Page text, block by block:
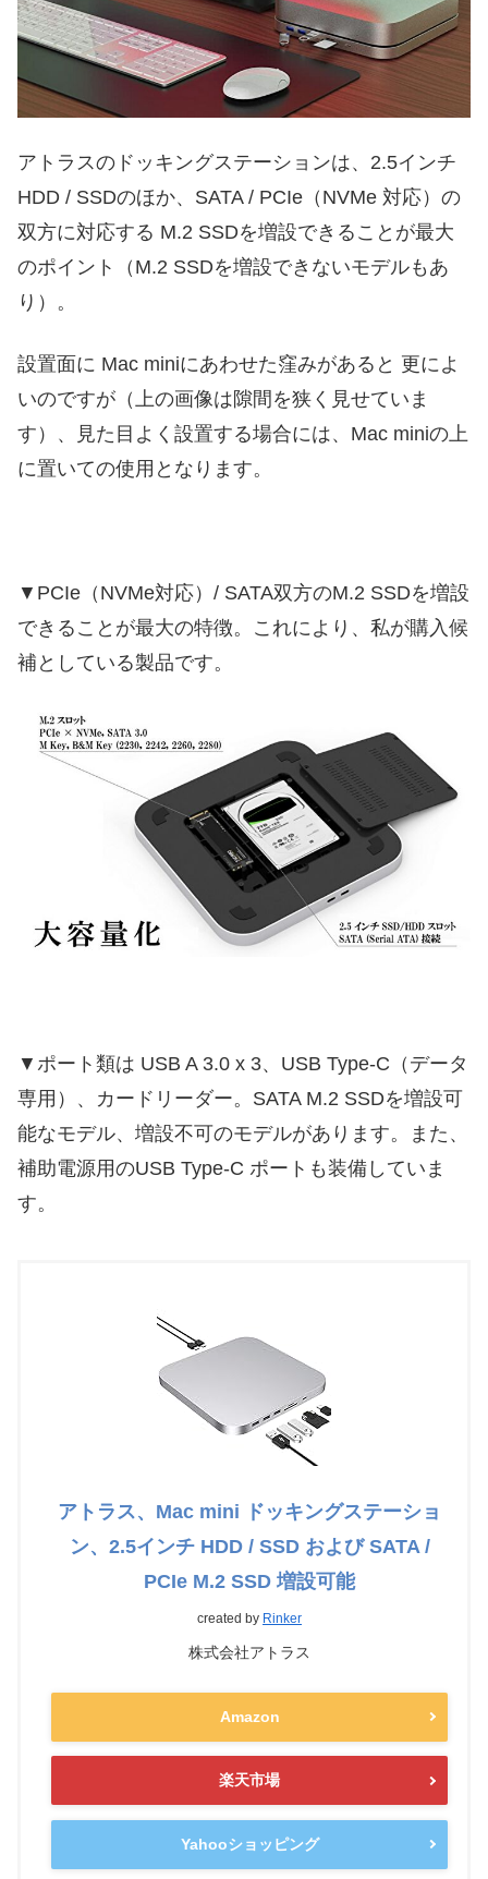
アトラスのドッキングステーションは、2.5インチ
HDD / SSDのほか、SATA / PCIe（NVMe 対応）の
双方に対応する M.2 SSDを増設できることが最大
のポイント（M.2 SSDを増設できないモデルもあ
り）。
設置面に Mac miniにあわせた窪みがあると 更によ
いのですが（上の画像は隙間を狭く見せていま
す）、見た目よく設置する場合には、Mac miniの上
に置いての使用となります。
▼PCIe（NVMe対応）/ SATA双方のM.2 SSDを増設
できることが最大の特徴。これにより、私が購入候
補としている製品です。
▼ポート類は USB A 3.0 x 3、USB Type-C（データ
専用）、カードリーダー。SATA M.2 SSDを増設可
能なモデル、増設不可のモデルがあります。また、
補助電源用のUSB Type-C ポートも装備していま
す。
アトラス、Mac mini ドッキングステーショ
ン、2.5インチ HDD / SSD および SATA /
PCIe M.2 SSD 増設可能
created by Rinker
株式会社アトラス
Amazon
楽天市場
Yahooショッピング